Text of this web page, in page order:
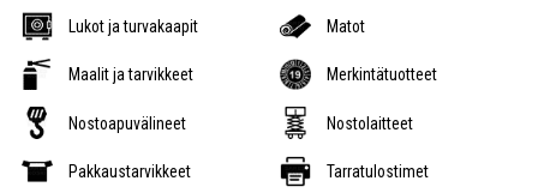
Lukot ja turvakaapit Matot
Maalit ja tarvikkeet Merkintätuotteet
Nostoapuvälineet Nostolaitteet
Pakkaustarvikkeet Tarratulostimet